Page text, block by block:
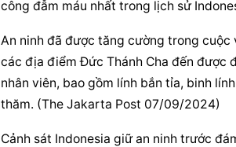
công đẫm máu nhất trong lịch sử
An ninh đã được tăng cường trong
các địa điểm Đức Thánh Cha đến được
nhân viên, bao gồm lính bắn tỉa, binh
thăm. (The Jakarta Post 07/09/2024)
Cảnh sát Indonesia giữ an ninh trước